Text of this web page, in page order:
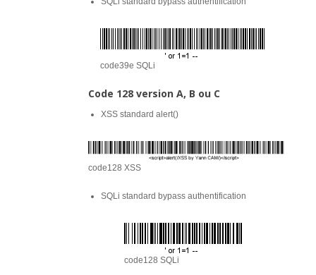
code39e SQLi
Code 128 version A, B ou C
XSS standard alert()
code128 XSS
SQLi standard bypass authentification
code128 SQLi